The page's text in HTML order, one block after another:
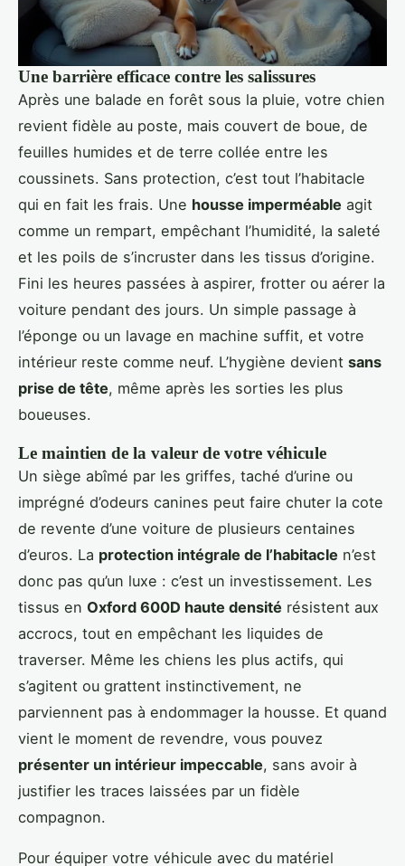
Une barrière efficace contre les salissures
Après une balade en forêt sous la pluie, votre chien
revient fidèle au poste, mais couvert de boue, de
feuilles humides et de terre collée entre les
coussinets. Sans protection, c’est tout l’habitacle
qui en fait les frais. Une housse imperméable agit
comme un rempart, empêchant l’humidité, la saleté
et les poils de s’incruster dans les tissus d’origine.
Fini les heures passées à aspirer, frotter ou aérer la
voiture pendant des jours. Un simple passage à
l’éponge ou un lavage en machine suffit, et votre
intérieur reste comme neuf. L’hygiène devient sans
prise de tête, même après les sorties les plus
boueuses.
Le maintien de la valeur de votre véhicule
Un siège abîmé par les griffes, taché d’urine ou
imprégné d’odeurs canines peut faire chuter la cote
de revente d’une voiture de plusieurs centaines
d’euros. La protection intégrale de l’habitacle n’est
donc pas qu’un luxe : c’est un investissement. Les
tissus en Oxford 600D haute densité résistent aux
accrocs, tout en empêchant les liquides de
traverser. Même les chiens les plus actifs, qui
s’agitent ou grattent instinctivement, ne
parviennent pas à endommager la housse. Et quand
vient le moment de revendre, vous pouvez
présenter un intérieur impeccable, sans avoir à
justifier les traces laissées par un fidèle
compagnon.
Pour équiper votre véhicule avec du matériel